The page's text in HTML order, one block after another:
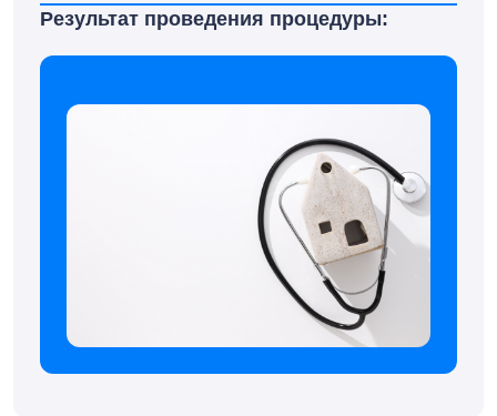
Результат проведения процедуры: